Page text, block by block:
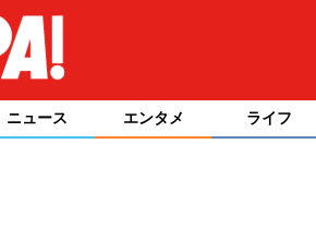
ニュース エンタメ ライフ